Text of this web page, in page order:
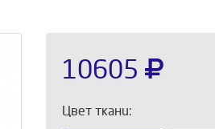
10605
Цвет ткани: